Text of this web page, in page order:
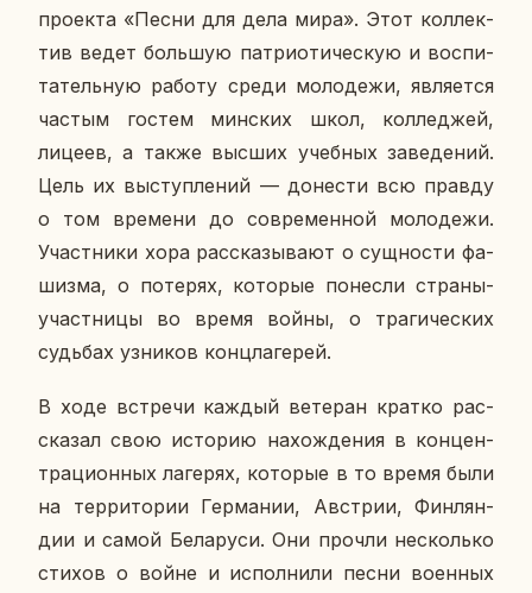
про­ек­та «Песни для дела мира». Этот кол­лек­
тив ведет боль­шую пат­ри­о­ти­че­скую и вос­пи­
та­тель­ную работу среди мо­ло­де­жи, яв­ля­ет­ся
частым гостем мин­ских школ, кол­ле­джей,
лицеев, а также высших учеб­ных за­ве­де­ний.
Цель их вы­ступ­ле­ний — до­не­сти всю правду
о том вре­ме­ни до со­вре­мен­ной мо­ло­де­жи.
Участ­ни­ки хора рас­ска­зы­ва­ют о сущ­но­сти фа­
шиз­ма, о по­те­рях, ко­то­рые по­нес­ли страны-
участ­ни­цы во время войны, о тра­ги­че­ских
судь­бах уз­ни­ков конц­ла­ге­рей.
В ходе встре­чи каждый ве­те­ран кратко рас­
ска­зал свою ис­то­рию на­хож­де­ния в кон­цен­
тра­ци­он­ных ла­ге­рях, ко­то­рые в то время были
на тер­ри­то­рии Гер­ма­нии, Ав­стрии, Фин­лян­
дии и самой Бе­ла­ру­си. Они прочли несколь­ко
стихов о войне и ис­пол­ни­ли песни во­ен­ных